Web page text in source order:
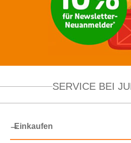
SERVICE BEI
Einkaufen